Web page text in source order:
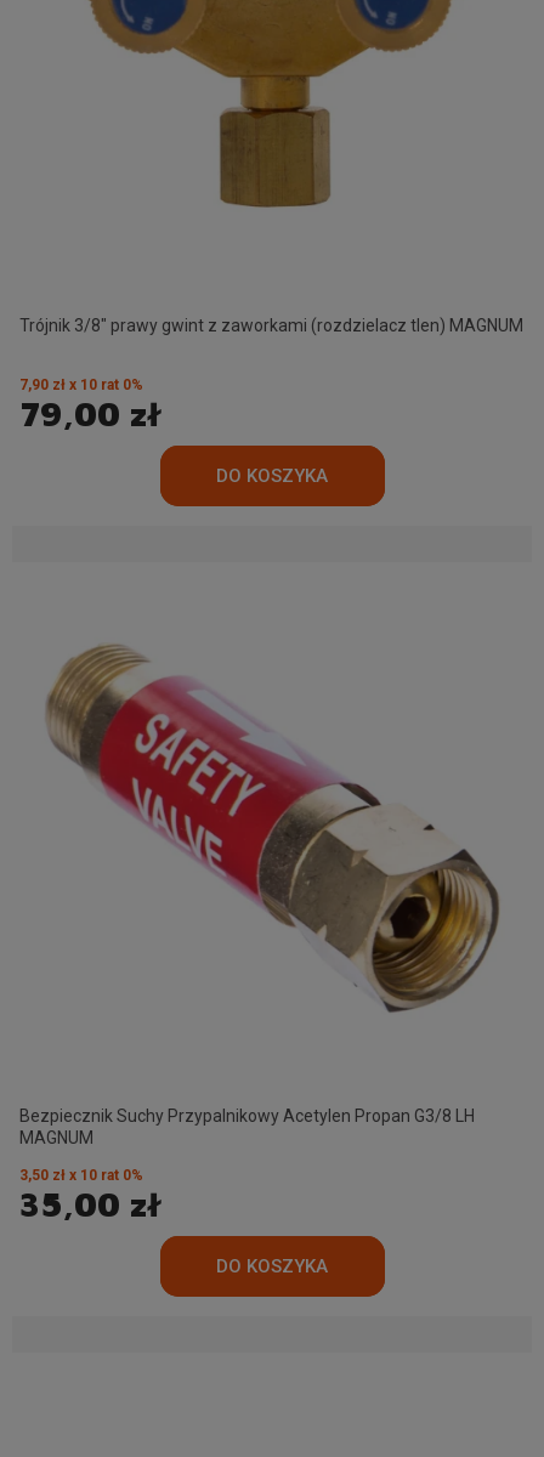
Trójnik 3/8" prawy gwint z zaworkami (rozdzielacz tlen) MAGNUM
79,00 zł
7,90 zł x 10 rat 0%
Bezpiecznik Suchy Przypalnikowy Acetylen Propan G3/8 LH
MAGNUM
35,00 zł
3,50 zł x 10 rat 0%